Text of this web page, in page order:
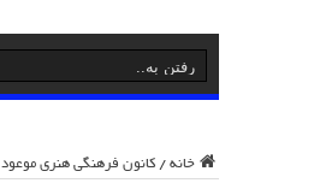
خانه / کانون فرهنگی هنری موعود